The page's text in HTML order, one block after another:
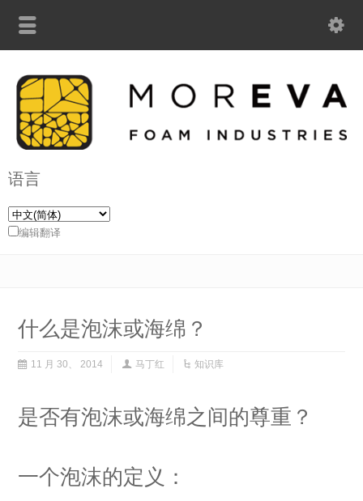
语言
编辑翻译
什么是泡沫或海绵？
11 月 30、 2014 马丁红 知识库
是否有泡沫或海绵之间的尊重？
一个泡沫的定义：